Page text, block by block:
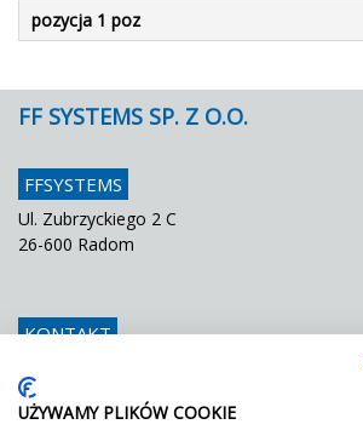
pozycja 1 poz
FF SYSTEMS SP. Z O.O.
FFSYSTEMS
Ul. Zubrzyckiego 2 C
26-600 Radom
KONTAKT
Fax
E mail
info@ffsystems.pl
UŻYWAMY PLIKÓW COOKIE